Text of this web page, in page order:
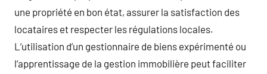
une propriété en bon état, assurer la satisfaction des
locataires et respecter les régulations locales.
L’utilisation d’un gestionnaire de biens expérimenté ou
l’apprentissage de la gestion immobilière peut faciliter